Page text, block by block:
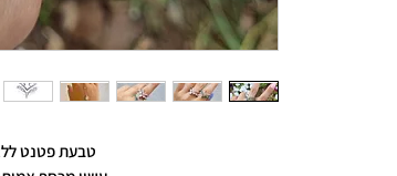
טבעת פטנט